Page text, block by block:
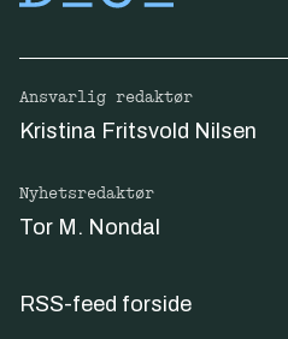
Ansvarlig redaktør
Kristina Fritsvold Nilsen
Nyhetsredaktør
Tor M. Nondal
RSS-feed forside